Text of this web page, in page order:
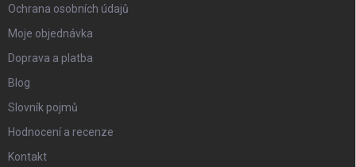
Ochrana osobních údajů
Moje objednávka
Doprava a platba
Blog
Slovník pojmů
Hodnocení a recenze
Kontakt